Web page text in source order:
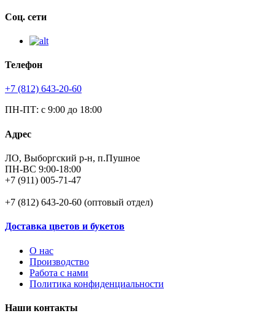
Соц. сети
Телефон
+7 (812) 643-20-60
ПН-ПТ: с 9:00 до 18:00
Адрес
ЛО, Выборгский р-н, п.Пушное
ПН-ВС 9:00-18:00
+7 (911) 005-71-47
+7 (812) 643-20-60 (оптовый отдел)
Доставка цветов и букетов
О нас
Производство
Работа с нами
Политика конфиденциальности
Наши контакты